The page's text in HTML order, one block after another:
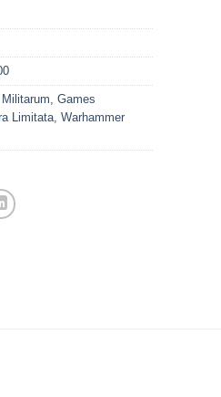
Games
Limitata Warhammer